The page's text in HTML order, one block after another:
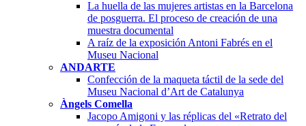
La huella de las mujeres artistas en la Barcelona
de posguerra. El proceso de creación de una
muestra documental
A raíz de la exposición Antoni Fabrés en el
Museu Nacional
ANDARTE
Confección de la maqueta táctil de la sede del
Museu Nacional d’Art de Catalunya
Àngels Comella
Jacopo Amigoni y las réplicas del «Retrato del